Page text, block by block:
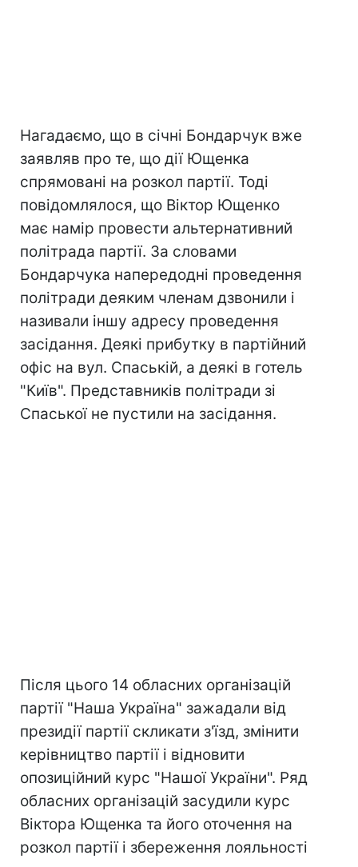
Нагадаємо, що в січні Бондарчук вже
заявляв про те, що дії Ющенка
спрямовані на розкол партії. Тоді
повідомлялося, що Віктор Ющенко
має намір провести альтернативний
політрада партії. За словами
Бондарчука напередодні проведення
політради деяким членам дзвонили і
називали іншу адресу проведення
засідання. Деякі прибутку в партійний
офіс на вул. Спаській, а деякі в готель
"Київ". Представників політради зі
Спаської не пустили на засідання.
Після цього 14 обласних організацій
партії "Наша Україна" зажадали від
президії партії скликати з'їзд, змінити
керівництво партії і відновити
опозиційний курс "Нашої України". Ряд
обласних організацій засудили курс
Віктора Ющенка та його оточення на
розкол партії і збереження лояльності